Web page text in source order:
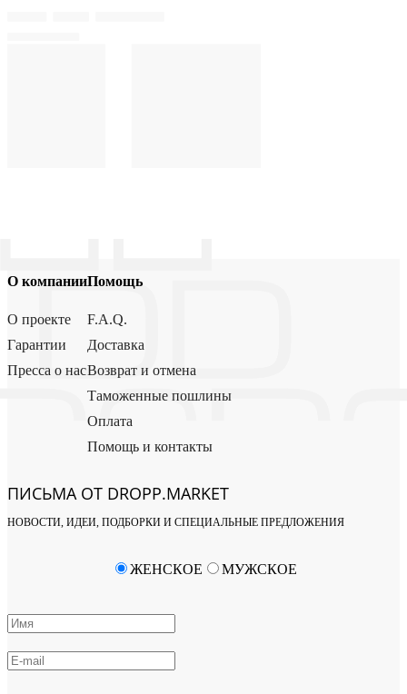
О компании
О проекте
Гарантии
Пресса о нас
Помощь
F.A.Q.
Доставка
Возврат и отмена
Таможенные пошлины
Оплата
Помощь и контакты
ПИСЬМА ОТ DROPP.MARKET
НОВОСТИ, ИДЕИ, ПОДБОРКИ И СПЕЦИАЛЬНЫЕ ПРЕДЛОЖЕНИЯ
ЖЕНСКОЕ МУЖСКОЕ